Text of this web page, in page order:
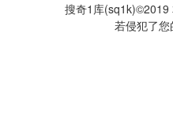
搜奇1库(sq1k)©2019
若侵犯了